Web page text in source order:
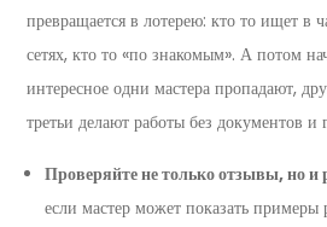
превращается в лотерею: кто то ищет в
сетях, кто то «по знакомым». А потом
интересное одни мастера пропадают,
третьи делают работы без документов и
Проверяйте не только отзывы, но
если мастер может показать примеры